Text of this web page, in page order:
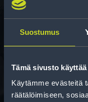
Suostumus
Tämä sivusto
Käytämme evästeitä
räätälöimiseen,
Auttaa sinua
kun